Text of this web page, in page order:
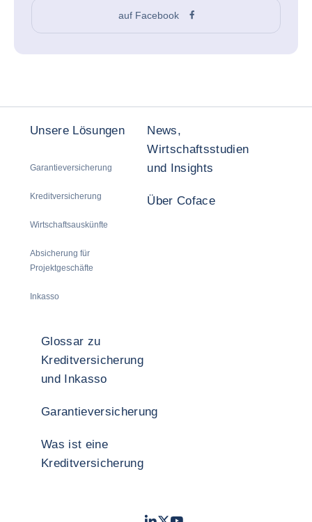
auf Facebook
Unsere Lösungen
Garantieversicherung
Kreditversicherung
Wirtschaftsauskünfte
Absicherung für
Projektgeschäfte
Inkasso
News,
Wirtschaftsstudien
und Insights
Über Coface
Glossar zu
Kreditversicherung
und Inkasso
Garantieversicherung
Was ist eine
Kreditversicherung
LinkedIn
TwitterYouTube